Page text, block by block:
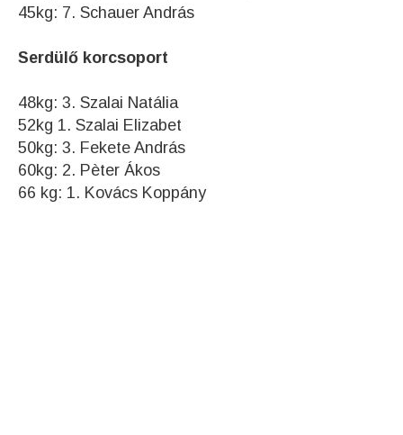
45kg: 7. Schauer András
Serdülő korcsoport
48kg: 3. Szalai Natália
52kg 1. Szalai Elizabet
50kg: 3. Fekete András
60kg: 2. Pèter Ákos
66 kg: 1. Kovács Koppány